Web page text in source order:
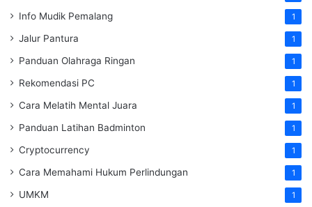
Info Mudik Pemalang 1
Jalur Pantura 1
Panduan Olahraga Ringan 1
Rekomendasi PC 1
Cara Melatih Mental Juara 1
Panduan Latihan Badminton 1
Cryptocurrency 1
Cara Memahami Hukum Perlindungan 1
UMKM 1